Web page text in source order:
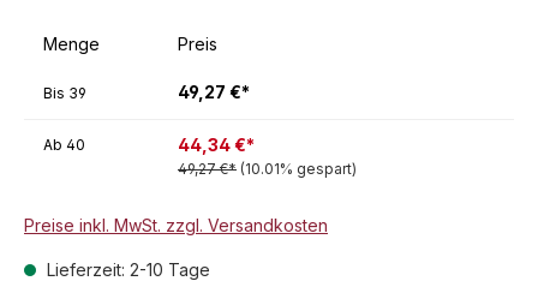
Menge Preis
Bis 39 49,27 €*
Ab 40 44,34 €*
49,27 €* (10.01% gespart)
Preise inkl. MwSt. zzgl. Versandkosten
Lieferzeit: 2-10 Tage